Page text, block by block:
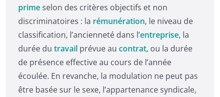
primeselon des critères objectifs et non
discriminatoires : la rémunération, le niveau de
classification, l’ancienneté dans l’entreprise, la
durée du travail prévue au contrat, ou la durée
de présence effective au cours de l’année
écoulée. En revanche, la modulation ne peut pas
être basée sur le sexe, l’appartenance syndicale,